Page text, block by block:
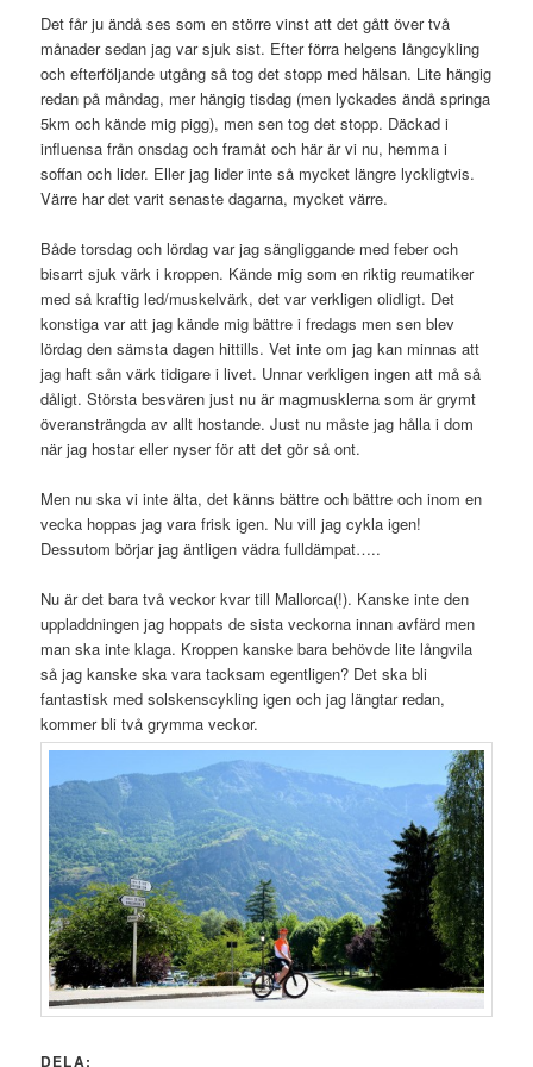
Det får ju ändå ses som en större vinst att det gått över två
månader sedan jag var sjuk sist. Efter förra helgens långcykling
och efterföljande utgång så tog det stopp med hälsan. Lite hängig
redan på måndag, mer hängig tisdag (men lyckades ändå springa
5km och kände mig pigg), men sen tog det stopp. Däckad i
influensa från onsdag och framåt och här är vi nu, hemma i
soffan och lider. Eller jag lider inte så mycket längre lyckligtvis.
Värre har det varit senaste dagarna, mycket värre.
Både torsdag och lördag var jag sängliggande med feber och
bisarrt sjuk värk i kroppen. Kände mig som en riktig reumatiker
med så kraftig led/muskelvärk, det var verkligen olidligt. Det
konstiga var att jag kände mig bättre i fredags men sen blev
lördag den sämsta dagen hittills. Vet inte om jag kan minnas att
jag haft sån värk tidigare i livet. Unnar verkligen ingen att må så
dåligt. Största besvären just nu är magmusklerna som är grymt
överansträngda av allt hostande. Just nu måste jag hålla i dom
när jag hostar eller nyser för att det gör så ont.
Men nu ska vi inte älta, det känns bättre och bättre och inom en
vecka hoppas jag vara frisk igen. Nu vill jag cykla igen!
Dessutom börjar jag äntligen vädra fulldämpat…..
Nu är det bara två veckor kvar till Mallorca(!). Kanske inte den
uppladdningen jag hoppats de sista veckorna innan avfärd men
man ska inte klaga. Kroppen kanske bara behövde lite långvila
så jag kanske ska vara tacksam egentligen? Det ska bli
fantastisk med solskenscykling igen och jag längtar redan,
kommer bli två grymma veckor.
DELA: